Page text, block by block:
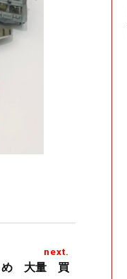
next.
め 大量 買